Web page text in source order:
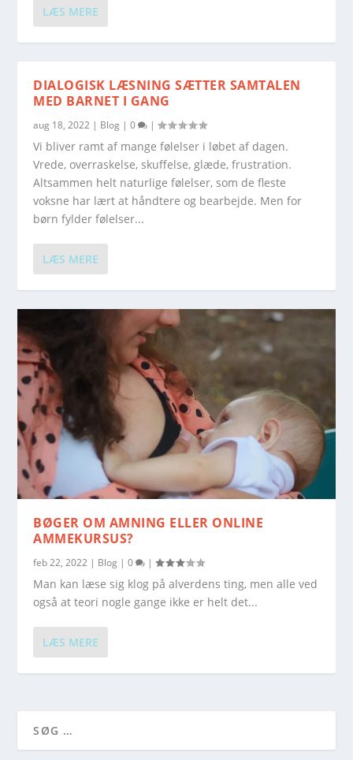
LÆS MERE
DIALOGISK LÆSNING SÆTTER SAMTALEN
MED BARNET I GANG
aug 18, 2022 | Blog |0 |
Vi bliver ramt af mange følelser i løbet af dagen.
Vrede, overraskelse, skuffelse, glæde, frustration.
Altsammen helt naturlige følelser, som de fleste
voksne har lært at håndtere og bearbejde. Men for
børn fylder følelser...
LÆS MERE
BØGER OM AMNING ELLER ONLINE
AMMEKURSUS?
feb 22, 2022 | Blog |0 |
Man kan læse sig klog på alverdens ting, men alle ved
også at teori nogle gange ikke er helt det...
LÆS MERE